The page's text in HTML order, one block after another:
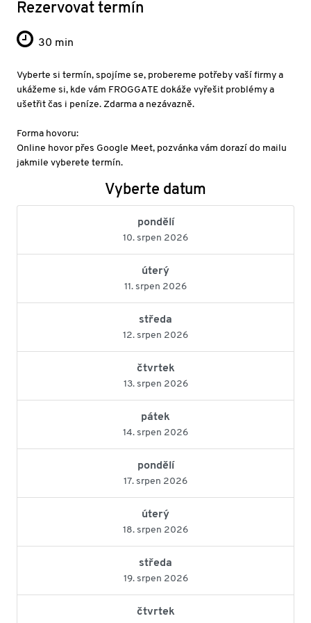
Rezervovat termín
30 min
Vyberte si termín, spojíme se, probereme potřeby vaší firmy a
ukážeme si, kde vám FROGGATE dokáže vyřešit problémy a
ušetřit čas i peníze. Zdarma a nezávazně.
Forma hovoru:
Online hovor přes Google Meet, pozvánka vám dorazí do mailu
jakmile vyberete termín.
Vyberte datum
pondělí
10. srpen 2026
úterý
11. srpen 2026
středa
12. srpen 2026
čtvrtek
13. srpen 2026
pátek
14. srpen 2026
pondělí
17. srpen 2026
úterý
18. srpen 2026
středa
19. srpen 2026
čtvrtek